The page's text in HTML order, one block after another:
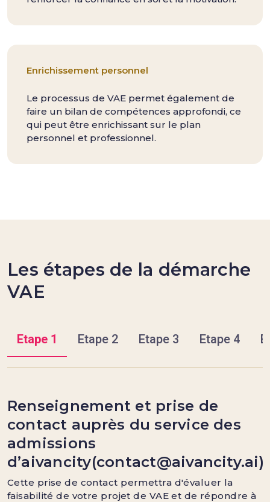
Enrichissement personnel
Le processus de VAE permet également de
faire un bilan de compétences approfondi, ce
qui peut être enrichissant sur le plan
personnel et professionnel.
Les étapes de la démarche
VAE
Etape 1 Etape 2 Etape 3 Etape 4
Renseignement et prise de
contact auprès du service des
admissions
d’aivancity(contact@aivancity.ai)
Cette prise de contact permettra d'évaluer la
faisabilité de votre projet de VAE et de répondre à